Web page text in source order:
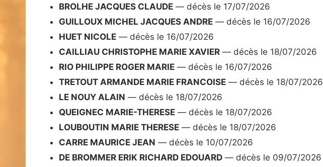
BROLHE JACQUES CLAUDE — décès le 17/07/2026
GUILLOUX MICHEL JACQUES ANDRE — décès le 16/07/2026
HUET NICOLE — décès le 16/07/2026
CAILLIAU CHRISTOPHE MARIE XAVIER — décès le 18/07/2026
RIO PHILIPPE ROGER MARIE — décès le 16/07/2026
TRETOUT ARMANDE MARIE FRANCOISE — décès le 18/07/2026
LE NOUY ALAIN — décès le 18/07/2026
QUEIGNEC MARIE-THERESE — décès le 18/07/2026
LOUBOUTIN MARIE THERESE — décès le 18/07/2026
CARRE MAURICE JEAN — décès le 10/07/2026
DE BROMMER ERIK RICHARD EDOUARD — décès le 09/07/2026